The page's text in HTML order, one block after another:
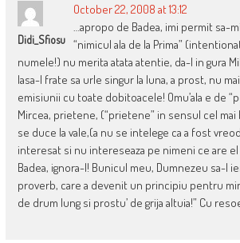
Didi_Sfiosu
October 22, 2008 at 13:12
…apropo de Badea, imi permit sa-
“nimicul ala de la Prima”
numele!) nu merita atata atentie, da-l in gura
lasa-l frate sa urle singur la luna, a prost, nu
emisiunii cu toate dobitoacele! Omu’ala e de
Mircea, prietene, (“prietene” in sensul cel mai
se duce la vale,(a nu se intelege ca a fost
interesat si nu intereseaza pe nimeni ce are
Badea, ignora-l! Bunicul meu, Dumnezeu sa-l
proverb, care a devenit un principiu pentru
de drum lung si prostu’ de grija altuia!” Cu